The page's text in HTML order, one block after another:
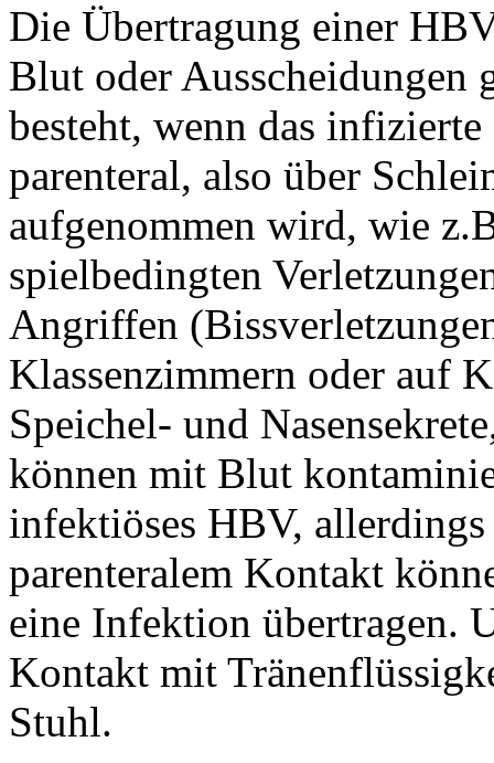
Die Übertragung einer
Blut oder Ausscheidungen
besteht, wenn das
parenteral, also über
aufgenommen wird, wie
spielbedingten
Angriffen
Klassenzimmern oder auf
Speichel- und
können mit Blut
infektiöses HBV,
parenteralem Kontakt
eine Infektion übertragen.
Kontakt mit
Stuhl.